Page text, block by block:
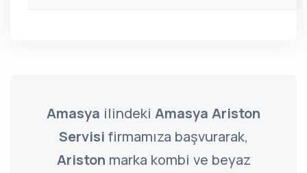
Amasya ilindeki Amasya Ariston
Servisi firmamıza başvurarak,
Ariston marka kombi ve beyaz